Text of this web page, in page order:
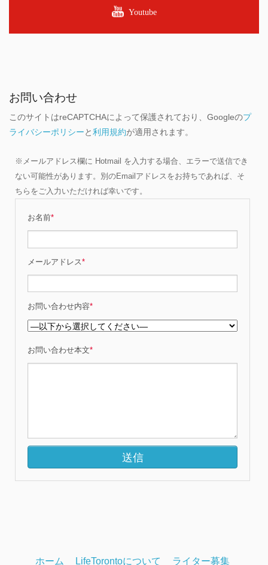
Youtube
お問い合わせ
このサイトはreCAPTCHAによって保護されており、Googleのプ
ライバシーポリシーと利用規約が適用されます。
※メールアドレス欄に Hotmail を入力する場合、エラーで送信でき
ない可能性があります。別のEmailアドレスをお持ちであれば、そ
ちらをご入力いただければ幸いです。
お名前*
メールアドレス*
お問い合わせ内容*
お問い合わせ本文*
ホーム LifeTorontoについて ライター募集